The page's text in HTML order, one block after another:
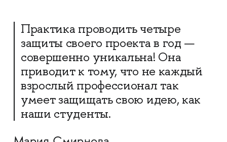
Практика проводить четыре
защиты своего проекта в год —
совершенно уникальна! Она
приводит к тому, что не каждый
взрослый профессионал так
умеет защищать свою идею, как
наши студенты.